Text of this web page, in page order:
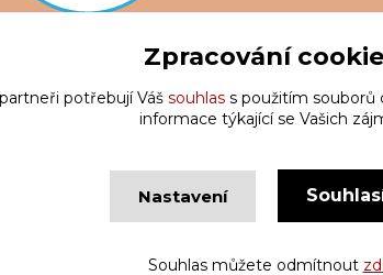
Zpracování
potřebují Váš souhlass použitím souborů
informace týkající se Vašich
Nastavení
Souhlas můžete odmítnout